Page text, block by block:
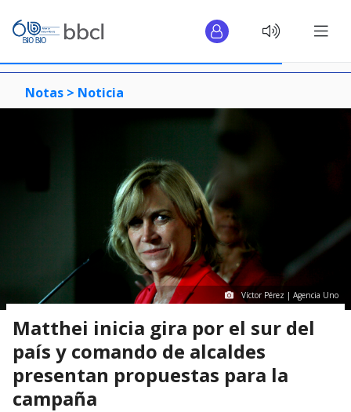
Notas > Noticia
Víctor Pérez | Agencia Uno
Matthei inicia gira por el sur del
país y comando de alcaldes
presentan propuestas para la
campaña